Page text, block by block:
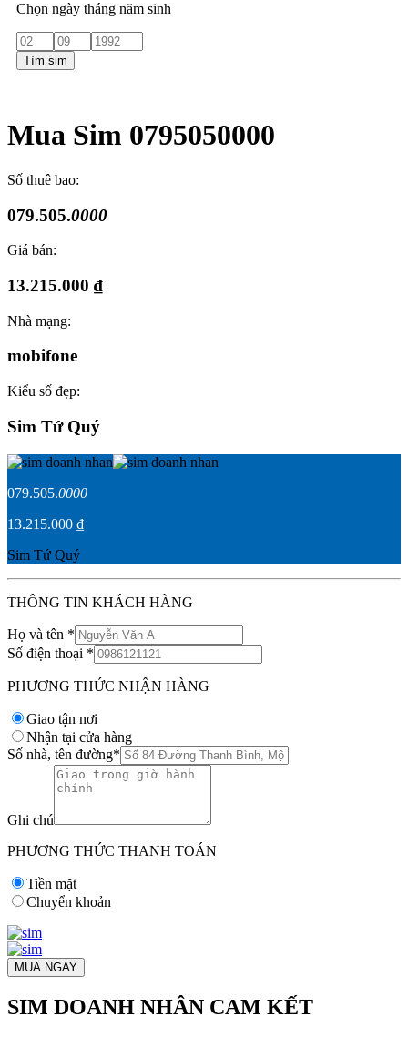
Chọn ngày tháng năm sinh
Tìm sim
Mua Sim 0795050000
Số thuê bao:
079.505.0000
Giá bán:
13.215.000 ₫
Nhà mạng:
mobifone
Kiểu số đẹp:
Sim Tứ Quý
079.505.0000
13.215.000 ₫
Sim Tứ Quý
THÔNG TIN KHÁCH HÀNG
Họ và tên *
Số điện thoại *
PHƯƠNG THỨC NHẬN HÀNG
Giao tận nơi
Nhận tại cửa hàng
Số nhà, tên đường*
Ghi chú
PHƯƠNG THỨC THANH TOÁN
Tiền mặt
Chuyển khoản
MUA NGAY
SIM DOANH NHÂN CAM KẾT